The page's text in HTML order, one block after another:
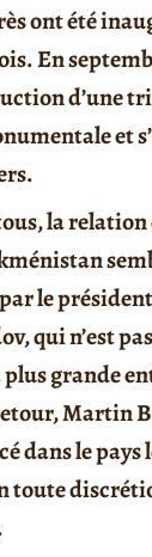
ont été
En
d’une
et
la
le
qui n’est
grande
Martin
dans le
toute